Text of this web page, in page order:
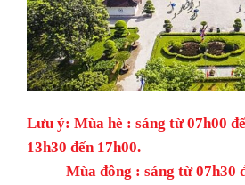
Lưu ý: Mùa hè : sáng từ 07h00
13h30 đến 17h00.
Mùa đông : sáng từ 07h30